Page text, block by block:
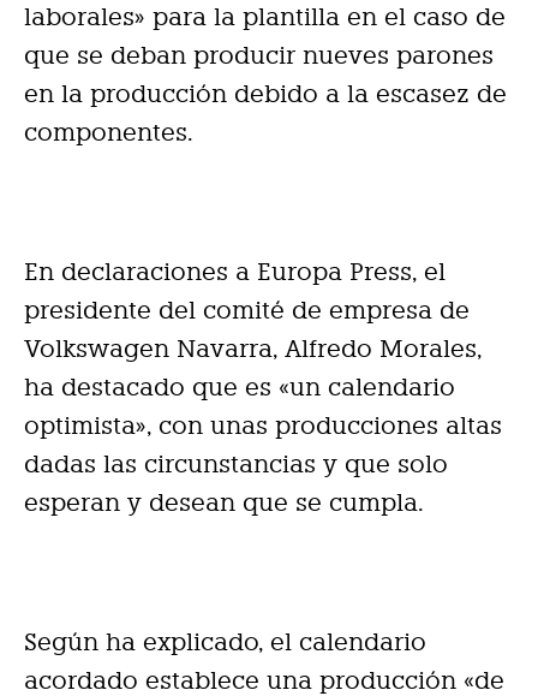
laborales» para la plantilla en el caso de
que se deban producir nueves parones
en la producción debido a la escasez de
componentes.
En declaraciones a Europa Press, el
presidente del comité de empresa de
Volkswagen Navarra, Alfredo Morales,
ha destacado que es «un calendario
optimista», con unas producciones altas
dadas las circunstancias y que solo
esperan y desean que se cumpla.
Según ha explicado, el calendario
acordado establece una producción «de